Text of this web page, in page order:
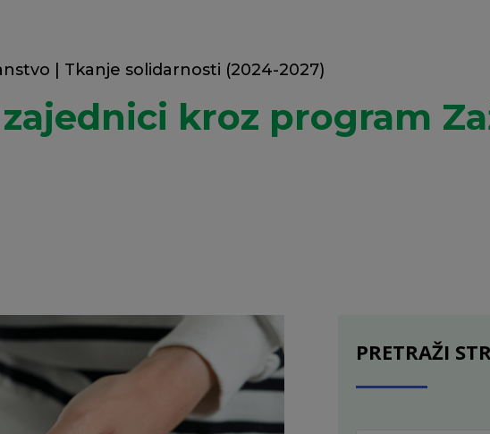
Tkanje solidarnosti (2024-2027)
kroz program
PRETRAŽI